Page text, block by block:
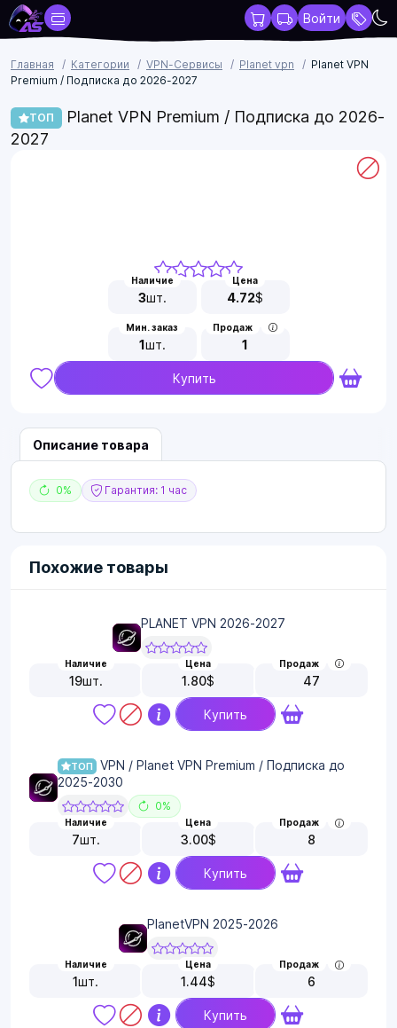
Войти
Главная Категории VPN-Сервисы Planet vpn
Planet VPN
Premium / Подписка до 2026-2027
ТОП
Planet VPN Premium / Подписка до 2026-
2027
Наличие
3шт.
Цена
4.72$
Мин. заказ
1шт.
Продаж
1
Купить
Описание товара
0% Гарантия: 1 час
Похожие товары
PLANET VPN 2026-2027
Наличие
19шт.
Цена
1.80$
Продаж
47
Купить
ТОП
VPN / Planet VPN Premium / Подписка до
2025-2030
0%
Наличие
7шт.
Цена
3.00$
Продаж
8
Купить
PlanetVPN 2025-2026
Наличие
1шт.
Цена
1.44$
Продаж
6
Купить